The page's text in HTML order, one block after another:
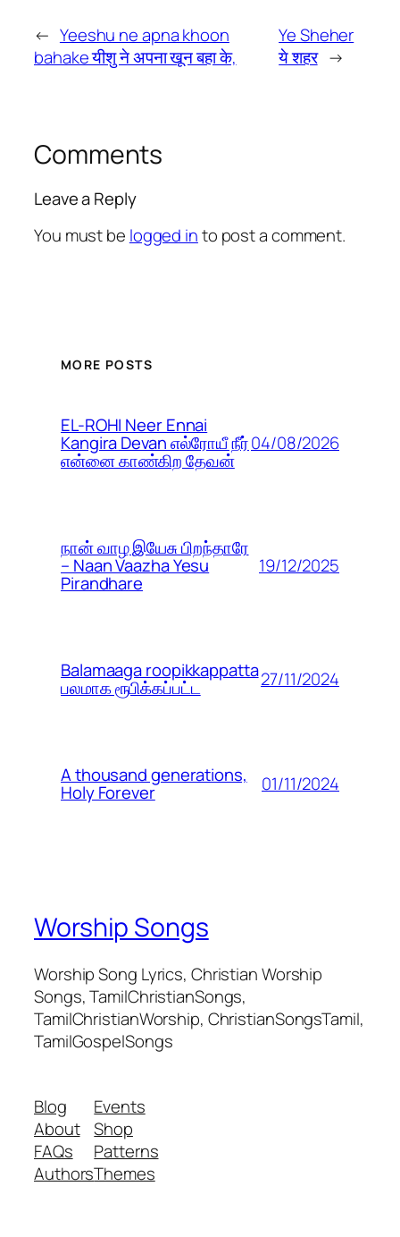
← Yeeshu ne apna khoon
bahake यीशु ने अपना खून बहा के,
Ye Sheher
ये शहर →
Comments
Leave a Reply
You must be logged into post a comment.
MORE POSTS
EL-ROHI Neer Ennai
Kangira Devan எல்ரோயீ நீர்
என்னை காண்கிற தேவன்
04/08/2026
நான் வாழ இயேசு பிறந்தாரே
– Naan Vaazha Yesu
Pirandhare
19/12/2025
Balamaaga roopikkappatta
பலமாக ரூபிக்கப்பட்ட 27/11/2024
A thousand generations,
Holy Forever 01/11/2024
Worship Songs
Worship Song Lyrics, Christian Worship
Songs, TamilChristianSongs,
TamilChristianWorship, ChristianSongsTamil,
TamilGospelSongs
Blog
About
FAQs
Authors
Events
Shop
Patterns
Themes